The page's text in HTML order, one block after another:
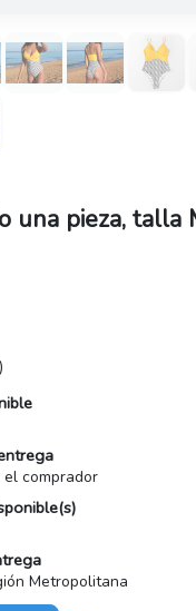
una pieza, talla
comprador
Metropolitana